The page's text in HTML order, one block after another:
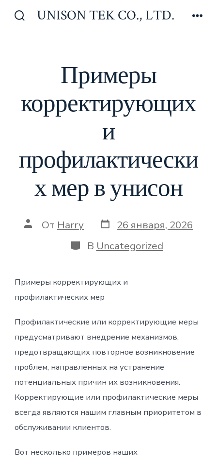
UNISON TEK CO., LTD.
Примеры
корректирующих
и
профилактически
х мер в унисон
Автор
От Harry Дата
записи
26 января, 2026
Категории
В Uncategorized
Примеры корректирующих и
профилактических мер
Профилактические или корректирующие меры
предусматривают внедрение механизмов,
предотвращающих повторное возникновение
проблем, направленных на устранение
потенциальных причин их возникновения.
Корректирующие или профилактические меры
всегда являются нашим главным приоритетом в
обслуживании клиентов.
Вот несколько примеров наших